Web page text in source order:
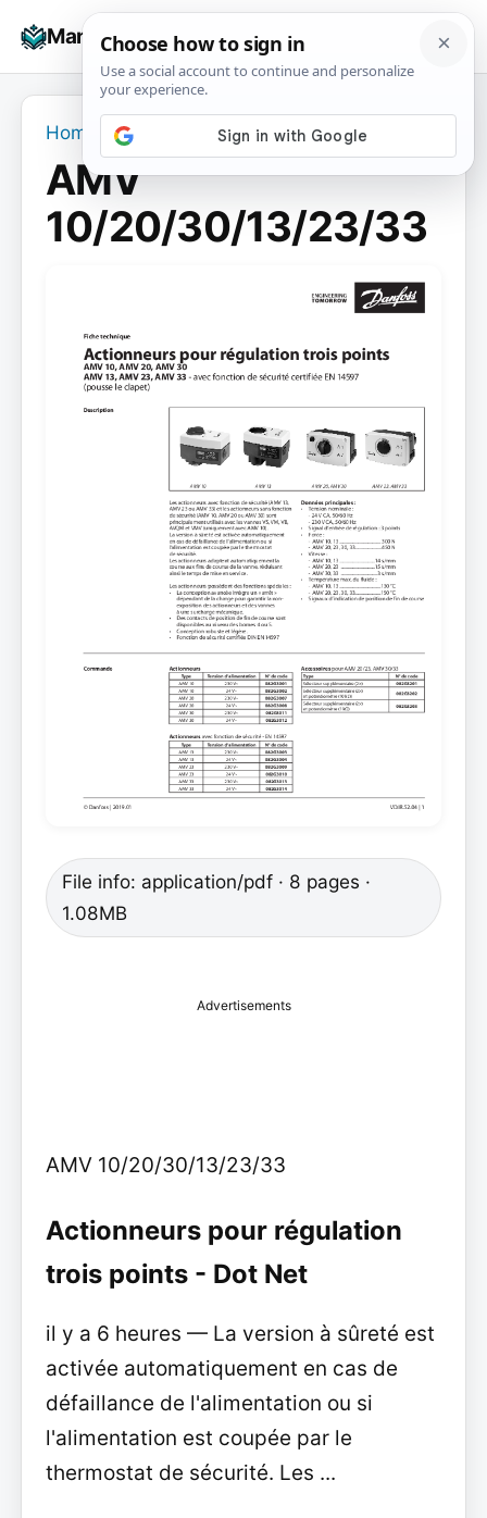
Manuals+
☰
Home AMV 10/20/30/13/23/33
AMV
10/20/30/13/23/33
File info: application/pdf · 8 pages ·
1.08MB
Advertisements
AMV 10/20/30/13/23/33
Actionneurs pour régulation
trois points - Dot Net
il y a 6 heures — La version à sûreté est
activée automatiquement en cas de
défaillance de l'alimentation ou si
l'alimentation est coupée par le
thermostat de sécurité. Les ...